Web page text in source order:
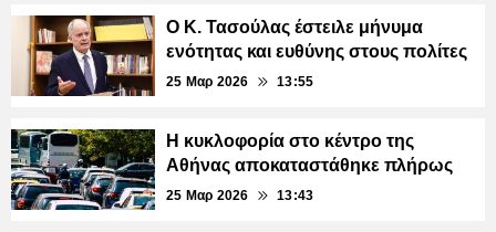
Ο Κ. Τασούλας έστειλε μήνυμα
ενότητας και ευθύνης στους πολίτες
25 Μαρ 2026 13:55
Η κυκλοφορία στο κέντρο της
Αθήνας αποκαταστάθηκε πλήρως
25 Μαρ 2026 13:43